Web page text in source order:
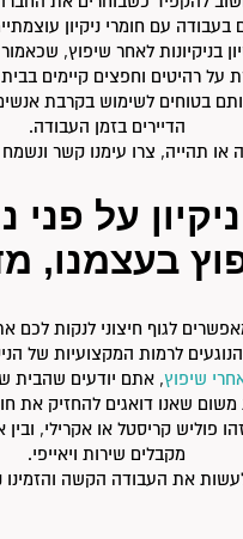
עם חומרי ניקיון
בניקיונות לאחר שיפוץ,
רהיטים וחפצים קיימים בבית
בטוחים לשימוש בקרבת
הדיירים בזמן העבודה.
תהייה, צרו עימנו קשר ונשמח
על פני
בעצמנו,
לגוף חיצוני לנקות לכם
הנוגעים לרמות המקצועיות של
שיפוץ, אתם יודעים שהבית
שאנו דואגים להחזיק את
פוליש קריסטל או אקרילי,
מקבלים שירות ויאייפי.
את העבודה הקשה והזמינו